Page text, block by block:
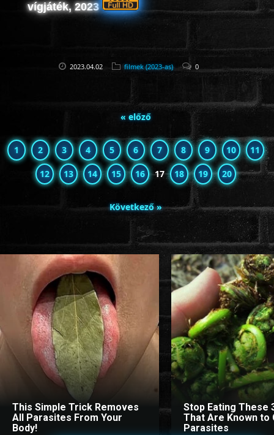
vígjáték, 2023
2023.04.02 filmek (2023-as) 0
« előző
1 2 3 4 5 6 7 8 9 10 11
12 13 14 15 16 17 18 19 20
Következő »
This Simple Trick Removes
All Parasites From Your
Body!
Stop Eating These
That Are Known to
Parasites